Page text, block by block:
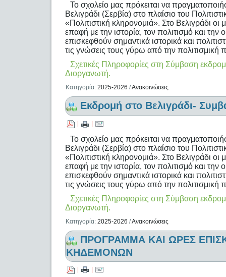
Το σχολείο μας πρόκειται να
Βελιγράδι (Σερβία) στο πλαίσιο του
«Πολιτιστική κληρονομιά». Στο Βελιγράδι οι
επαφή με την ιστορία, τον πολιτισμό και
επισκεφθούν σημαντικά ιστορικά και
τις γνώσεις τους γύρω από την πολιτισμική
Σχετικές Πληροφορίες στη Σύμβαση
Διοργανωτή.
Κατηγορία:2025-2026 /Ανακοινώσεις
Εκδρομή στο Βελιγράδι-
Το σχολείο μας πρόκειται να
Βελιγράδι (Σερβία) στο πλαίσιο του
«Πολιτιστική κληρονομιά». Στο Βελιγράδι οι
επαφή με την ιστορία, τον πολιτισμό και
επισκεφθούν σημαντικά ιστορικά και
τις γνώσεις τους γύρω από την πολιτισμική
Σχετικές Πληροφορίες στη Σύμβαση
Διοργανωτή.
Κατηγορία:2025-2026 /Ανακοινώσεις
ΠΡΟΓΡΑΜΜΑ ΚΑΙ ΩΡΕΣ
ΚΗΔΕΜΟΝΩΝ